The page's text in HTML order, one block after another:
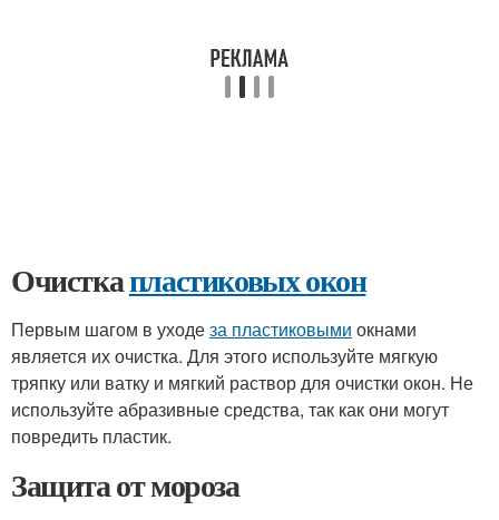
Очисткапластиковых окон
Первым шагом в уходеза пластиковыми окнами
является их очистка. Для этого используйте мягкую
тряпку или ватку и мягкий раствор для очистки окон. Не
используйте абразивные средства, так как они могут
повредить пластик.
Защита от мороза